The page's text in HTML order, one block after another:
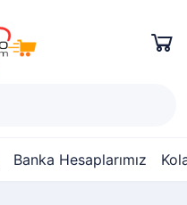
Banka Hesaplarımız